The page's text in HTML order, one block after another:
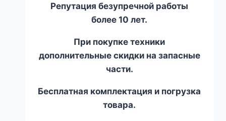
Репутация безупречной работы
более 10 лет.
При покупке техники
дополнительные скидки на запасные
части.
Бесплатная комплектация и погрузка
товара.